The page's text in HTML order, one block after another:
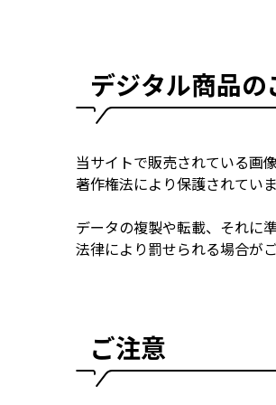
デジタル商品の
当サイトで販売されている画
著作権法により保護されていま
データの複製や転載、それに
法律により罰せられる場合がご
ご注意